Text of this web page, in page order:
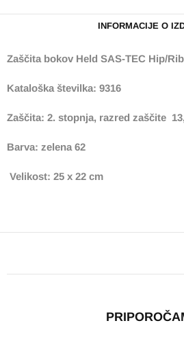
INFORMACIJE O
Zaščita bokov Held SAS-TEC Hip/Rib
Kataloška številka: 9316
Zaščita: 2. stopnja, razred zaščite
Barva: zelena 62
Velikost: 25 x 22 cm